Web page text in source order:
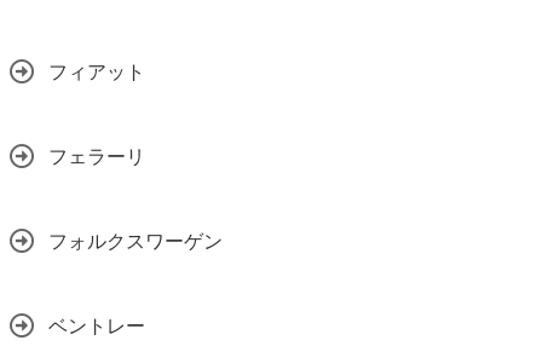
フィアット
フェラーリ
フォルクスワーゲン
ベントレー